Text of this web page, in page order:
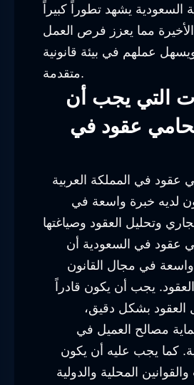
السعودية يشهد تطوراً كبيراً
مما يعزز فرص العمل
عملهم في بيئة قانونية
متقدمة.
التي يجب أن
محامي عقود في
في المملكة العربية
لديه خبرة واسعة في
وتحليل العقود وصياغتها
عقود في السعودية أن
في مجال القانون
يجب أن يكون قادراً
العقود بشكل دقيق،
مصالح العميل في
كما يجب عليه أن يكون
المحلية والدولية